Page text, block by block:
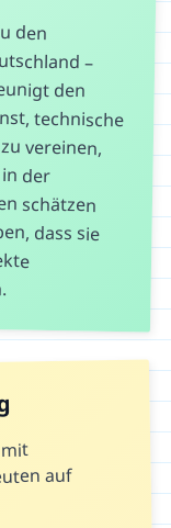
den
–
den
der
sie
auf